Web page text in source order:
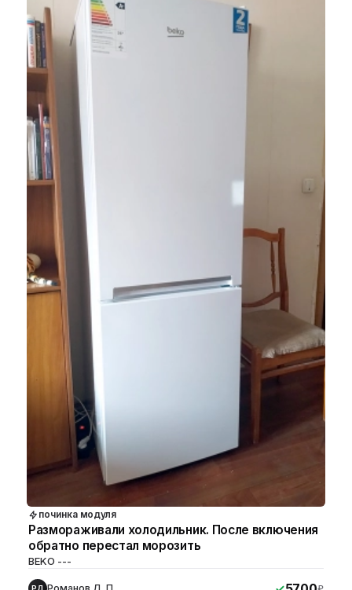
починка модуля
Размораживали холодильник. После включения
обратно перестал морозить
BEKO ---
РД